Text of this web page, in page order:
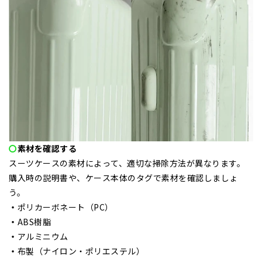
〇素材を確認する
スーツケースの素材によって、適切な掃除方法が異なります。
購入時の説明書や、ケース本体のタグで素材を確認しましょ
う。
・ ポリカーボネート（PC）
・ ABS樹脂
・ アルミニウム
・ 布製（ナイロン・ポリエステル）